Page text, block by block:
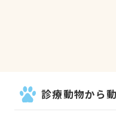
診療動物から